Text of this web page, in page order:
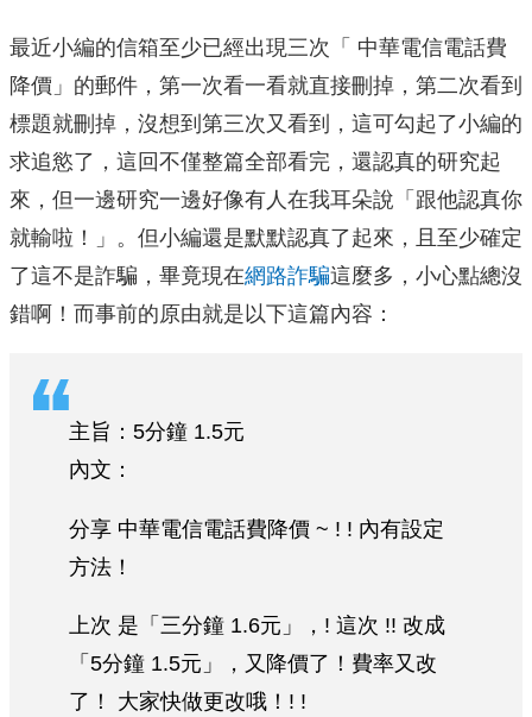
最近小編的信箱至少已經出現三次「 中華電信電話費
降價」的郵件，第一次看一看就直接刪掉，第二次看到
標題就刪掉，沒想到第三次又看到，這可勾起了小編的
求追慾了，這回不僅整篇全部看完，還認真的研究起
來，但一邊研究一邊好像有人在我耳朵說「跟他認真你
就輸啦！」。但小編還是默默認真了起來，且至少確定
了這不是詐騙，畢竟現在網路詐騙這麼多，小心點總沒
錯啊！而事前的原由就是以下這篇內容：
主旨：5分鐘 1.5元
內文：
分享 中華電信電話費降價 ~ ! ! 內有設定
方法！
上次 是「三分鐘 1.6元」，! 這次 !! 改成
「5分鐘 1.5元」，又降價了！費率又改
了！ 大家快做更改哦！! !